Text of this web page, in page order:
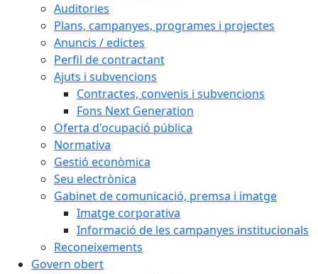
Auditories
Plans, campanyes, programes i projectes
Anuncis / edictes
Perfil de contractant
Ajuts i subvencions
Contractes, convenis i subvencions
Fons Next Generation
Oferta d'ocupació pública
Normativa
Gestió econòmica
Seu electrònica
Gabinet de comunicació, premsa i imatge
Imatge corporativa
Informació de les campanyes institucionals
Reconeixements
Govern obert